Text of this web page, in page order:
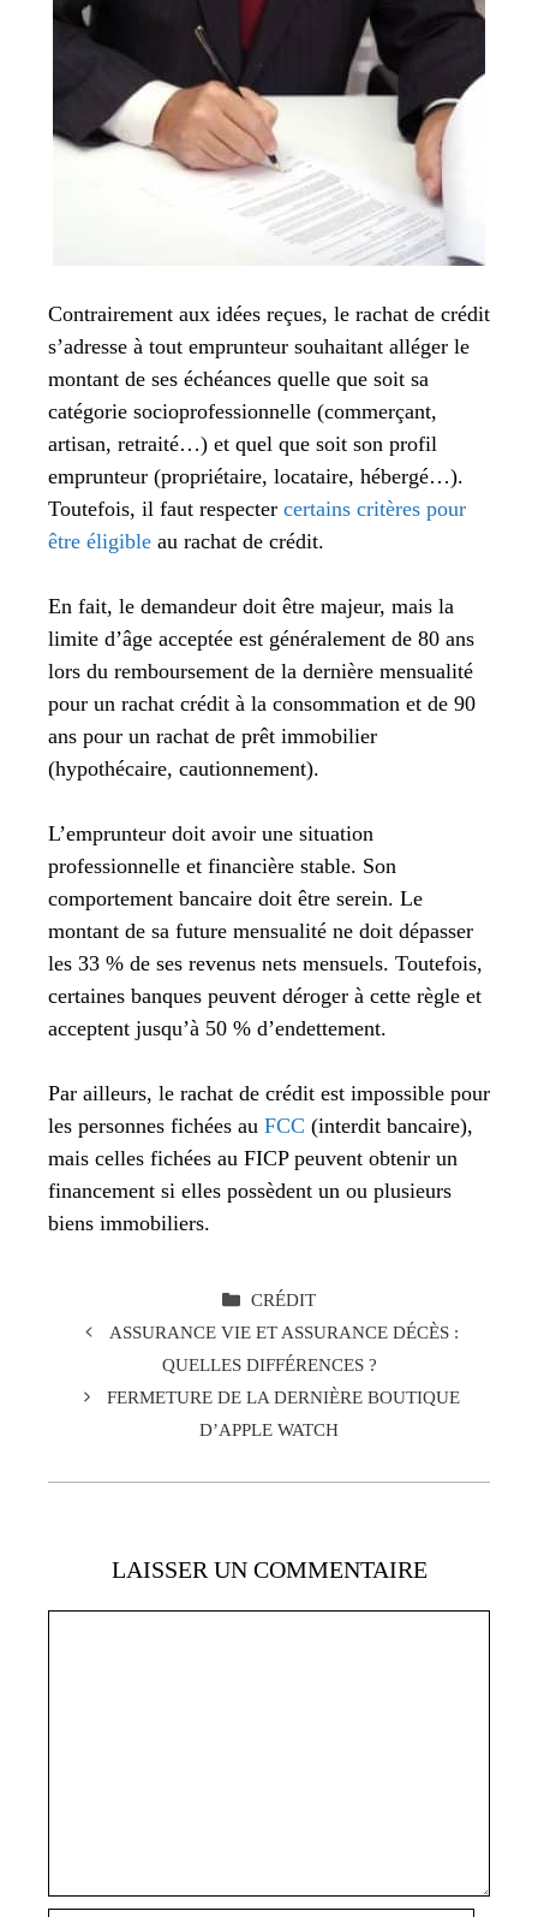
Contrairement aux idées reçues, le rachat de crédit
s’adresse à tout emprunteur souhaitant alléger le
montant de ses échéances quelle que soit sa
catégorie socioprofessionnelle (commerçant,
artisan, retraité…) et quel que soit son profil
emprunteur (propriétaire, locataire, hébergé…).
Toutefois, il faut respecter certains critères pour
être éligible au rachat de crédit.
En fait, le demandeur doit être majeur, mais la
limite d’âge acceptée est généralement de 80 ans
lors du remboursement de la dernière mensualité
pour un rachat crédit à la consommation et de 90
ans pour un rachat de prêt immobilier
(hypothécaire, cautionnement).
L’emprunteur doit avoir une situation
professionnelle et financière stable. Son
comportement bancaire doit être serein. Le
montant de sa future mensualité ne doit dépasser
les 33 % de ses revenus nets mensuels. Toutefois,
certaines banques peuvent déroger à cette règle et
acceptent jusqu’à 50 % d’endettement.
Par ailleurs, le rachat de crédit est impossible pour
les personnes fichées au FCC (interdit bancaire),
mais celles fichées au FICP peuvent obtenir un
financement si elles possèdent un ou plusieurs
biens immobiliers.
CATÉGORIES
CRÉDIT
ASSURANCE VIE ET ASSURANCE DÉCÈS :
QUELLES DIFFÉRENCES ?
FERMETURE DE LA DERNIÈRE BOUTIQUE
D’APPLE WATCH
LAISSER UN COMMENTAIRE